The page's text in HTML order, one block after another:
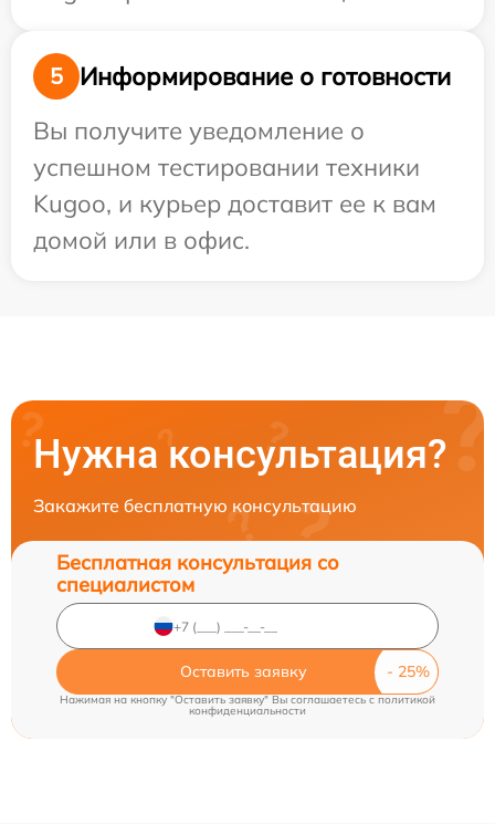
5
Информирование о готовности
Вы получите уведомление о
успешном тестировании техники
Kugoo, и курьер доставит ее к вам
домой или в офис.
Нужна консультация?
Закажите бесплатную консультацию
Бесплатная консультация со
специалистом
Оставить заявку
Нажимая на кнопку "Оставить заявку" Вы соглашаетесь c политикой
конфиденциальности